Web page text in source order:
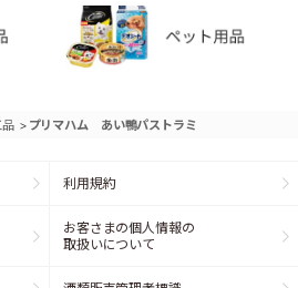
品 > プリマハム あい鴨パストラミ
利用規約
お客さまの個人情報の
取扱いについて